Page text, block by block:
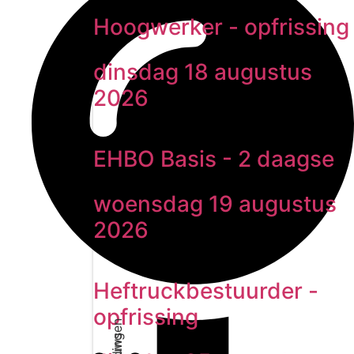
Hoogwerker - opfrissing
dinsdag 18 augustus
2026
EHBO Basis - 2 daagse
woensdag 19 augustus
2026
Heftruckbestuurder -
opfrissing